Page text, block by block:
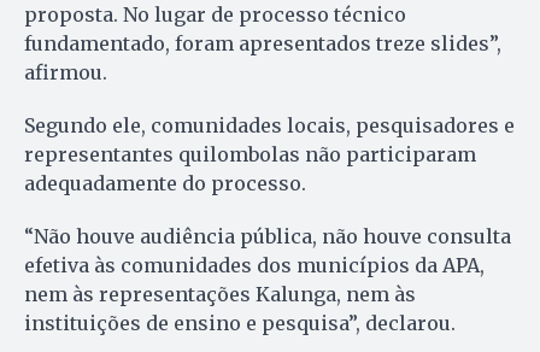
proposta. No lugar de processo técnico
fundamentado, foram apresentados treze slides”,
afirmou.
Segundo ele, comunidades locais, pesquisadores e
representantes quilombolas não participaram
adequadamente do processo.
“Não houve audiência pública, não houve consulta
efetiva às comunidades dos municípios da APA,
nem às representações Kalunga, nem às
instituições de ensino e pesquisa”, declarou.